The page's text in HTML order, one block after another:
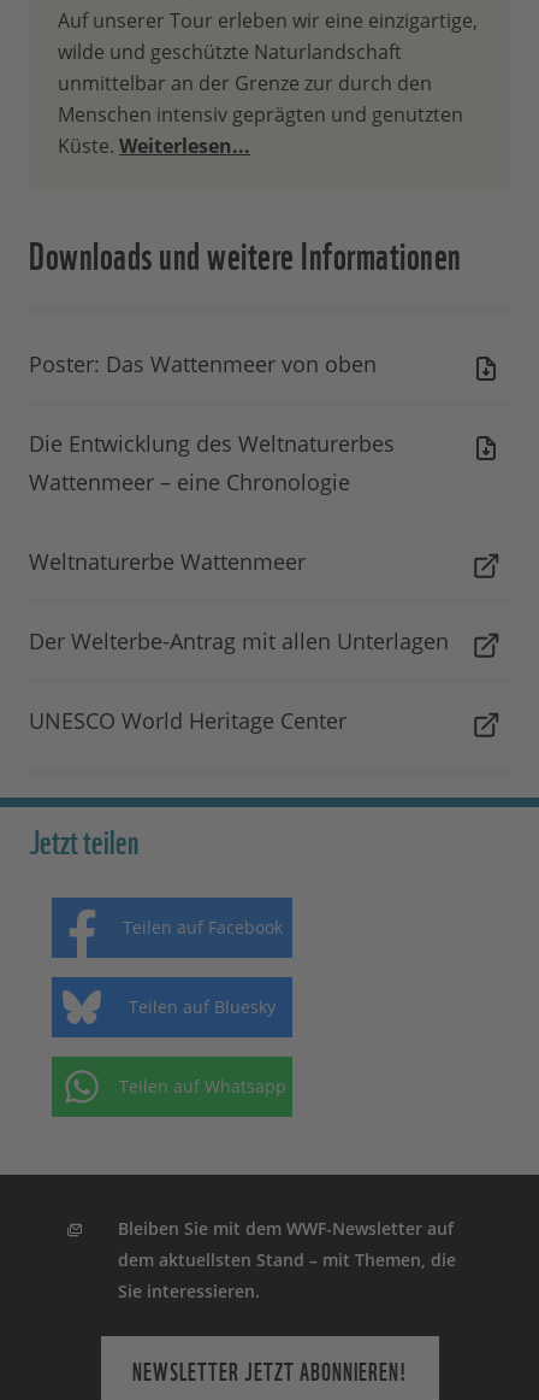
Auf unserer Tour erleben wir eine einzigartige,
wilde und geschützte Naturlandschaft
unmittelbar an der Grenze zur durch den
Menschen intensiv geprägten und genutzten
Küste. Weiterlesen...
Downloads und weitere Informationen
Poster: Das Wattenmeer von oben
Die Entwicklung des Weltnaturerbes
Wattenmeer – eine Chronologie
Weltnaturerbe Wattenmeer
Der Welterbe-Antrag mit allen Unterlagen
UNESCO World Heritage Center
Jetzt teilen
Teilen auf Facebook
Teilen auf Bluesky
Teilen auf Whatsapp
Bleiben Sie mit dem WWF-Newsletter auf
dem aktuellsten Stand – mit Themen, die
Sie interessieren.
NEWSLETTER JETZT ABONNIEREN!